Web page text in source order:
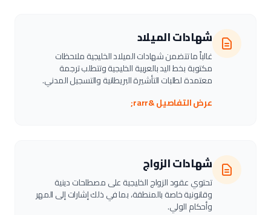
شهادات الميلاد
غالباً ما تتضمن شهادات الميلاد الخليجية ملاحظات
مكتوبة بخط اليد بالعربية الخليجية وتتطلب ترجمة
معتمدة لطلبات التأشيرة البريطانية والتسجيل المدني.
عرض التفاصيل &rarr;
شهادات الزواج
تحتوي عقود الزواج الخليجية على مصطلحات دينية
وقانونية خاصة بالمنطقة، بما في ذلك إشارات إلى المهر
وأحكام الولي.